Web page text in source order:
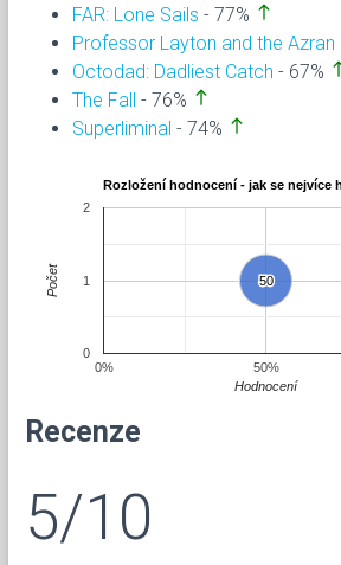
FAR: Lone Sails - 77% north
Professor Layton and the Azran
Octodad: Dadliest Catch - 67%
The Fall - 76% north
Superliminal - 74% north
Rozložení hodnocení - jak se nejvíce
50
50
0% 50%
0
1
2
Hodnocení
Počet
Recenze
5/10